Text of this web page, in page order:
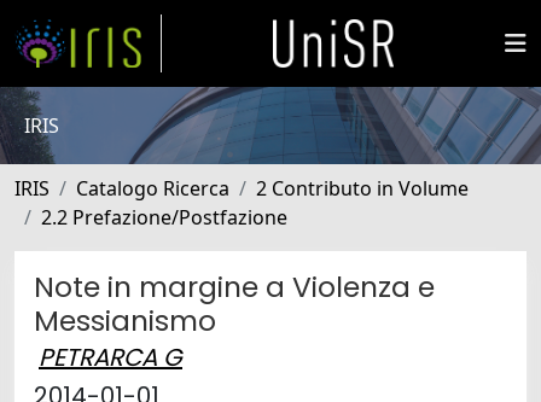
IRIS
IRIS Catalogo Ricerca
2 Contributo in Volume
2.2 Prefazione/Postfazione
Note in margine a Violenza e
Messianismo
PETRARCA G